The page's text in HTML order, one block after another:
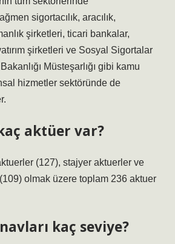
sigortacılık, aracılık,
şirketleri, ticari bankalar,
şirketleri ve Sosyal Sigortalar
Müsteşarlığı gibi kamu
hizmetler sektöründe de
aktüer var?
(127), stajyer aktuerler ve
olmak üzere toplam 236 aktuer
kaç seviye?